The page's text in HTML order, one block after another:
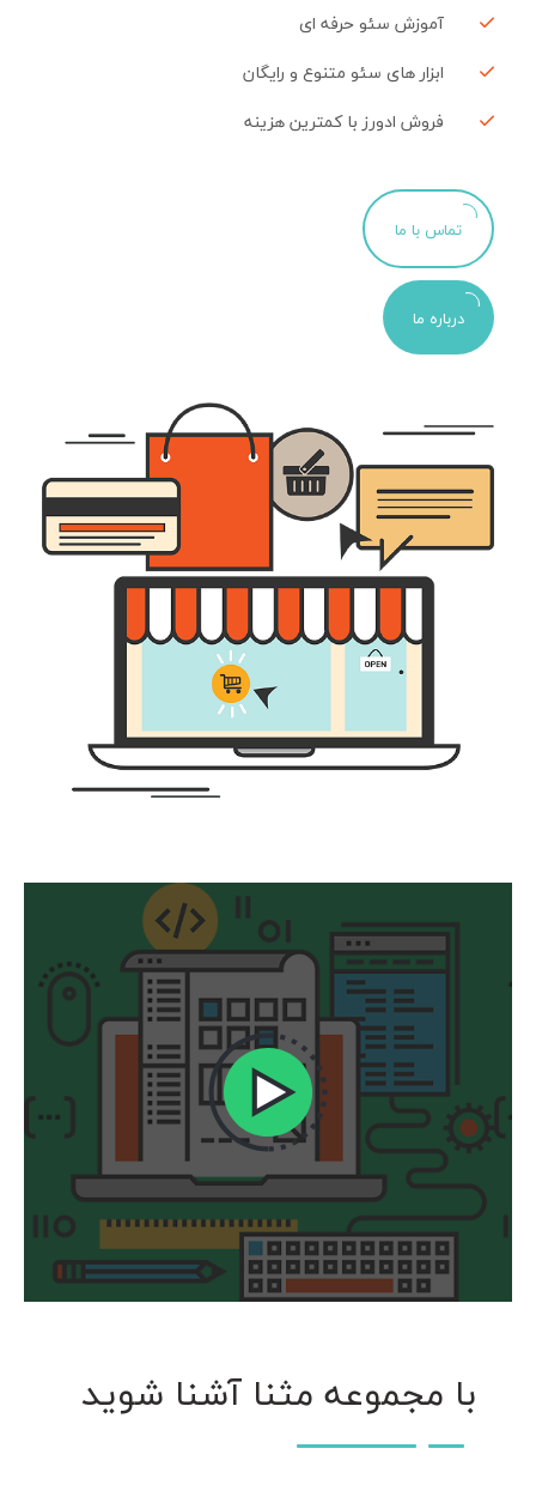
آموزش سئو حرفه ای
ابزار های سئو متنوع و رایگان
فروش ادورز با کمترین هزینه
تماس با ما
درباره ما
با مجموعه مثنا آشنا شوید